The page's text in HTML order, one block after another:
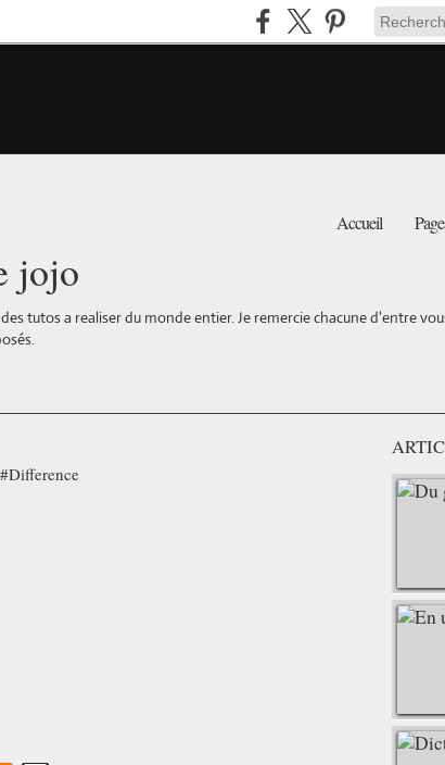
Accueil
jojo
tutos a realiser du monde entier. Je remercie chacune d'entre
#Difference